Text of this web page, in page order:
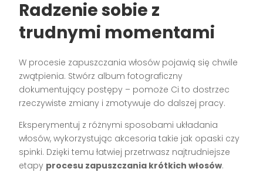
Radzenie sobie z
trudnymi momentami
W procesie zapuszczania włosów pojawią się chwile
zwątpienia. Stwórz album fotograficzny
dokumentujący postępy – pomoże Ci to dostrzec
rzeczywiste zmiany i zmotywuje do dalszej pracy.
Eksperymentuj z różnymi sposobami układania
włosów, wykorzystując akcesoria takie jak opaski czy
spinki. Dzięki temu łatwiej przetrwasz najtrudniejsze
etapy procesu zapuszczania krótkich włosów.